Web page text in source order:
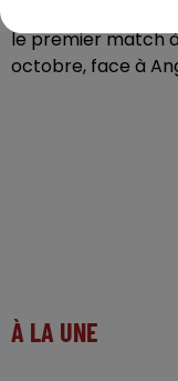
le premier match
octobre, face à
À LA UNE